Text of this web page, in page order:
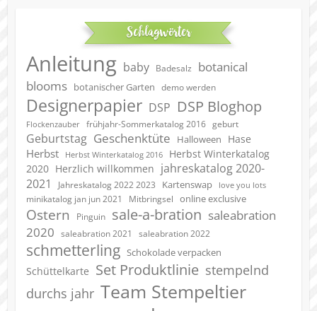
Schlagwörter
Anleitung baby Badesalz
botanical
blooms botanischer Garten demo werden
Designerpapier DSP DSP Bloghop
Flockenzauber frühjahr-Sommerkatalog 2016 geburt
Geburtstag Geschenktüte Halloween Hase
Herbst Herbst Winterkatalog 2016
Herbst Winterkatalog
2020 Herzlich willkommen jahreskatalog 2020-
2021
Jahreskatalog 2022 2023 Kartenswap love you lots
minikatalog jan jun 2021 Mitbringsel online exclusive
Ostern Pinguin sale-a-bration saleabration
2020
saleabration 2021 saleabration 2022
schmetterling Schokolade verpacken
Schüttelkarte Set Produktlinie stempelnd
durchs jahr Team Stempeltier